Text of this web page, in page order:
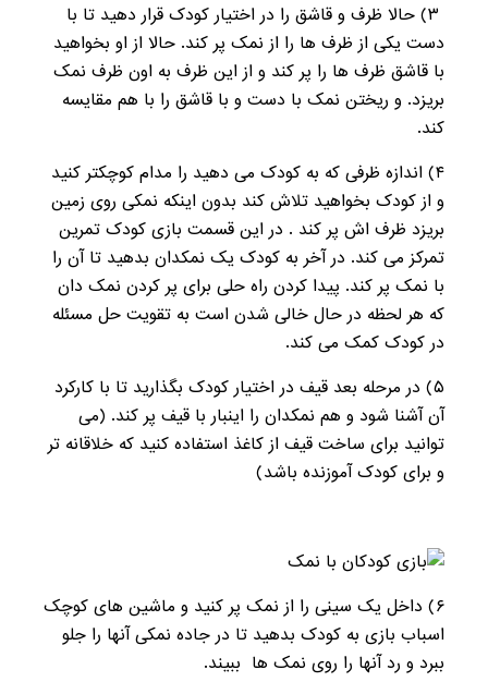
۳) حالا ظرف و قاشق را در اختیار کودک قرار دهید تا با
دست یکی از ظرف ها را از نمک پر کند. حالا از او بخواهید
با قاشق ظرف ها را پر کند و از این ظرف به اون ظرف نمک
بریزد. و ریختن نمک با دست و با قاشق را با هم مقایسه
کند.
۴) اندازه ظرفی که به کودک می دهید را مدام کوچکتر کنید
و از کودک بخواهید تلاش کند بدون اینکه نمکی روی زمین
بریزد ظرف اش پر کند . در این قسمت بازی کودک تمرین
تمرکز می کند. در آخر به کودک یک نمکدان بدهید تا آن را
با نمک پر کند. پیدا کردن راه حلی برای پر کردن نمک دان
که هر لحظه در حال خالی شدن است به تقویت حل مسئله
در کودک کمک می کند.
۵) در مرحله بعد قیف در اختیار کودک بگذارید تا با کارکرد
آن آشنا شود و هم نمکدان را اینبار با قیف پر کند. (می
توانید برای ساخت قیف از کاغذ استفاده کنید که خلاقانه تر
و برای کودک آموزنده باشد)
۶) داخل یک سینی را از نمک پر کنید و ماشین های کوچک
اسباب بازی به کودک بدهید تا در جاده نمکی آنها را جلو
ببرد و رد آنها را روی نمک ها ببیند.